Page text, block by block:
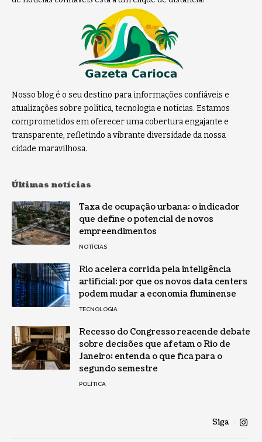
Nosso blog é o seu destino para informações confiáveis e
atualizações sobre política, tecnologia e notícias. Estamos
comprometidos em oferecer uma cobertura engajante e
transparente, refletindo a vibrante diversidade da nossa
cidade maravilhosa.
Últimas notícias
Taxa de ocupação urbana: o indicador
que define o potencial de novos
empreendimentos
NOTÍCIAS
Rio acelera corrida pela inteligência
artificial: por que os novos data centers
podem mudar a economia fluminense
TECNOLOGIA
Recesso do Congresso reacende debate
sobre decisões que afetam o Rio de
Janeiro; entenda o que fica para o
segundo semestre
POLÍTICA
Siga